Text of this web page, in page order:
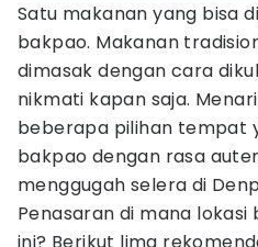
Satu makanan yang bisa
bakpao. Makanan
dimasak dengan cara
nikmati kapan saja.
beberapa pilihan tempat
bakpao dengan rasa
menggugah selera di
Penasaran di mana